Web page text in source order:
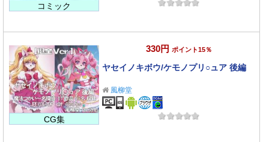
コミック
CG集
330円 ポイント15％
ヤセイノキボウ/ケモノプリ○ュア 後編
風柳堂